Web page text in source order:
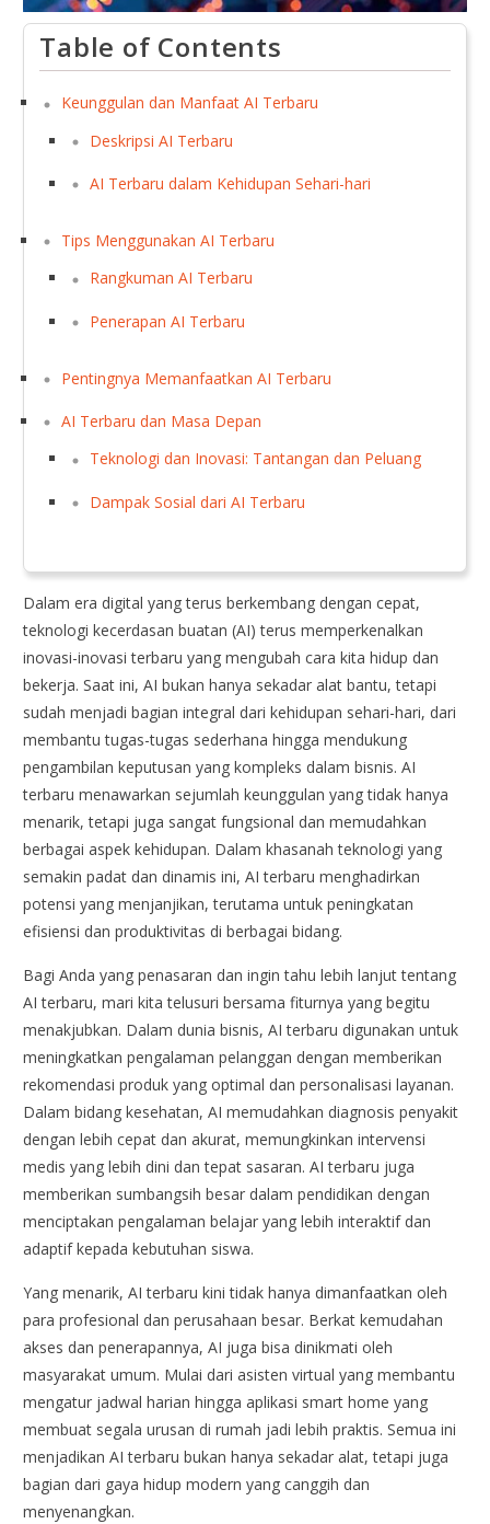
Table of Contents
Keunggulan dan Manfaat AI Terbaru
Deskripsi AI Terbaru
AI Terbaru dalam Kehidupan Sehari-hari
Tips Menggunakan AI Terbaru
Rangkuman AI Terbaru
Penerapan AI Terbaru
Pentingnya Memanfaatkan AI Terbaru
AI Terbaru dan Masa Depan
Teknologi dan Inovasi: Tantangan dan Peluang
Dampak Sosial dari AI Terbaru
Dalam era digital yang terus berkembang dengan cepat,
teknologi kecerdasan buatan (AI) terus memperkenalkan
inovasi-inovasi terbaru yang mengubah cara kita hidup dan
bekerja. Saat ini, AI bukan hanya sekadar alat bantu, tetapi
sudah menjadi bagian integral dari kehidupan sehari-hari, dari
membantu tugas-tugas sederhana hingga mendukung
pengambilan keputusan yang kompleks dalam bisnis. AI
terbaru menawarkan sejumlah keunggulan yang tidak hanya
menarik, tetapi juga sangat fungsional dan memudahkan
berbagai aspek kehidupan. Dalam khasanah teknologi yang
semakin padat dan dinamis ini, AI terbaru menghadirkan
potensi yang menjanjikan, terutama untuk peningkatan
efisiensi dan produktivitas di berbagai bidang.
Bagi Anda yang penasaran dan ingin tahu lebih lanjut tentang
AI terbaru, mari kita telusuri bersama fiturnya yang begitu
menakjubkan. Dalam dunia bisnis, AI terbaru digunakan untuk
meningkatkan pengalaman pelanggan dengan memberikan
rekomendasi produk yang optimal dan personalisasi layanan.
Dalam bidang kesehatan, AI memudahkan diagnosis penyakit
dengan lebih cepat dan akurat, memungkinkan intervensi
medis yang lebih dini dan tepat sasaran. AI terbaru juga
memberikan sumbangsih besar dalam pendidikan dengan
menciptakan pengalaman belajar yang lebih interaktif dan
adaptif kepada kebutuhan siswa.
Yang menarik, AI terbaru kini tidak hanya dimanfaatkan oleh
para profesional dan perusahaan besar. Berkat kemudahan
akses dan penerapannya, AI juga bisa dinikmati oleh
masyarakat umum. Mulai dari asisten virtual yang membantu
mengatur jadwal harian hingga aplikasi smart home yang
membuat segala urusan di rumah jadi lebih praktis. Semua ini
menjadikan AI terbaru bukan hanya sekadar alat, tetapi juga
bagian dari gaya hidup modern yang canggih dan
menyenangkan.